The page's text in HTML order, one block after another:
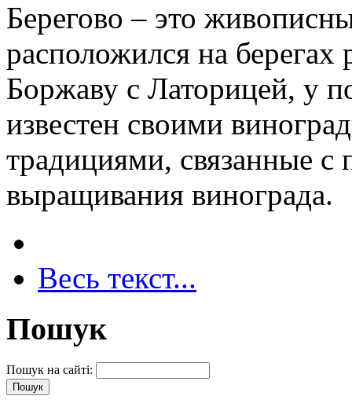
Берегово – это
расположился на берегах
Боржаву с Латорицей, у
известен своими
традициями, связанные с
выращивания винограда.
Весь текст...
Пошук
Пошук на сайті: